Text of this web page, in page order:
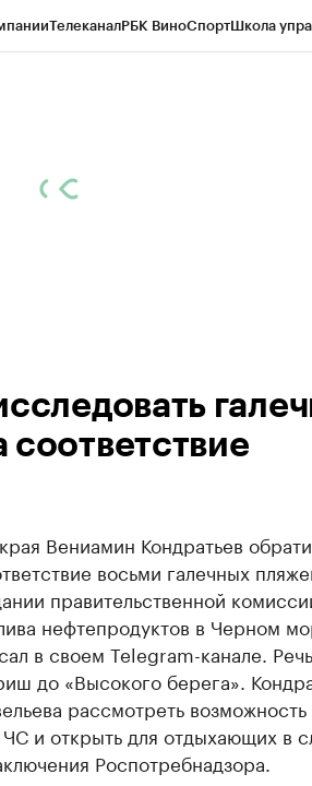
ТелеканалРБК ВиноСпортШкола
Вениамин Кондратьев
восьми галечных
правительственной
нефтепродуктов в Черном
в своем Telegram-канале.
до «Высокого берега».
рассмотреть возможность
и открыть для отдыхающих в
Роспотребнадзора.